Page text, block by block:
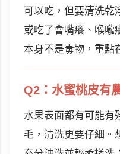
可以吃，但要清洗乾
或吃了會嘴癢、喉嚨
本身不是毒物，重點
Q2：水蜜桃皮有
水果表面都有可能有
毛，清洗更要仔細。